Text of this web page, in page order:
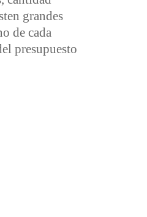
grandes
de cada
presupuesto